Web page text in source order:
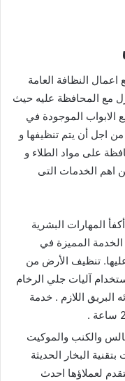
اعمال النظافة العامة
مع المحافظة عليه حيث
الابواب الموجودة في
اجل أن يتم تنظيفها و
على مواد الطلاء و
اهم الخدمات التى
المهارات البشرية
المميزة في
تنظيف الأرض من
آليات جلي الرخام
البريق اللازم . خدمة
والكنب والموكيت
البخار الحديثة
لعملاؤها احدث